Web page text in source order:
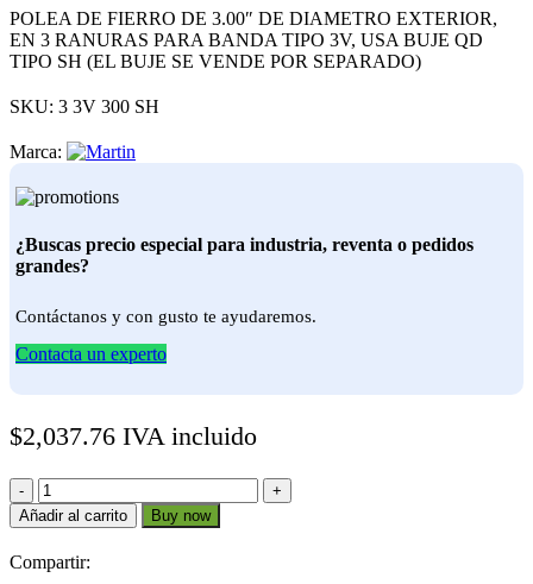
POLEA DE FIERRO DE 3.00″ DE DIAMETRO EXTERIOR,
EN 3 RANURAS PARA BANDA TIPO 3V, USA BUJE QD
TIPO SH (EL BUJE SE VENDE POR SEPARADO)
SKU: 3 3V 300 SH
Marca:
¿Buscas precio especial para industria, reventa o pedidos
grandes?
Contáctanos y con gusto te ayudaremos.
Contacta un experto
$2,037.76 IVA incluido
3
3V
300
cantidad
Añadir al carrito Buy now
Compartir: